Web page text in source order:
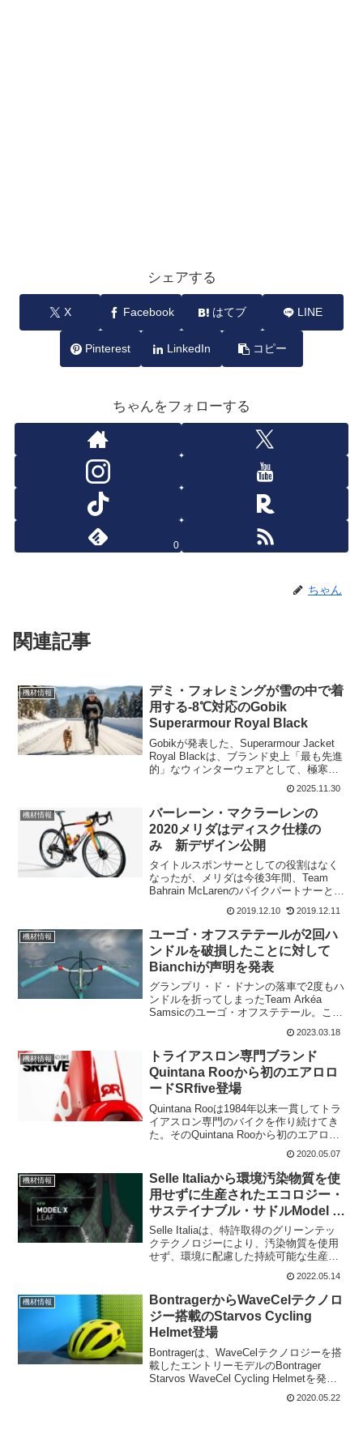
シェアする
X Facebook はてブ LINE
Pinterest LinkedIn コピー
ちゃんをフォローする
0
ちゃん
関連記事
機材情報
デミ・フォレミングが雪の中で着
用する-8℃対応のGobik
Superarmour Royal Black
Gobikが発表した、Superarmour Jacket
Royal Blackは、ブランド史上「最も先進
的」なウィンターウェアとして、極寒の
サイクリング環境に絶対的な防護を提供
するために設計された、ユニセックスの
ヘビージャケット。Ins...
2025.11.30
機材情報
バーレーン・マクラーレンの
2020メリダはディスク仕様の
み 新デザイン公開
タイトルスポンサーとしての役割はなく
なったが、メリダは今後3年間、Team
Bahrain McLarenのパイクパートナーとし
てのコミットメントを確認した。2020年
シーズンに向けて、メリダはバーレーン
マクラーレンチームに3つの自転車オプ...
2019.12.10 2019.12.11
機材情報
ユーゴ・オフステテールが2回ハ
ンドルを破損したことに対して
Bianchiが声明を発表
グランプリ・ド・ドナンの落車で2度もハ
ンドルを折ってしまったTeam Arkéa
Samsicのユーゴ・オフステテール。これ
について、本人もTeam Arkéa Samsicは
何も言っていない。だが、Bianchiは自社
のハンドルについて声...
2023.03.18
機材情報
トライアスロン専門ブランド
Quintana Rooから初のエアロロ
ードSRfive登場
Quintana Rooは1984年以来一貫してトラ
イアスロン専門のバイクを作り続けてき
た。そのQuintana Rooから初のエアロロ
ードSRfiveが登場。これまでのトライア
スロンバイクで培われた技術を結集した
ブランド初のロードバイクと...
2020.05.07
機材情報
Selle Italiaから環境汚染物質を使
用せずに生産されたエコロジー・
サステイナブル・サドルModel X
Leaf登場
Selle Italiaは、特許取得のグリーンテッ
クテクノロジーにより、汚染物質を使用
せず、環境に配慮した持続可能な生産プ
ロセスから生まれたModel X Leafを発
表。Model X Leafは、緑の葉の模様から
インスピレーションを得た...
2022.05.14
機材情報
BontragerからWaveCelテクノロ
ジー搭載のStarvos Cycling
Helmet登場
Bontragerは、WaveCelテクノロジーを搭
載したエントリーモデルのBontrager
Starvos WaveCel Cycling Helmetを発
売。WaveCelテクノロジーは1年前に発表
された技術。ハイエンドヘルメットで
2020.05.22